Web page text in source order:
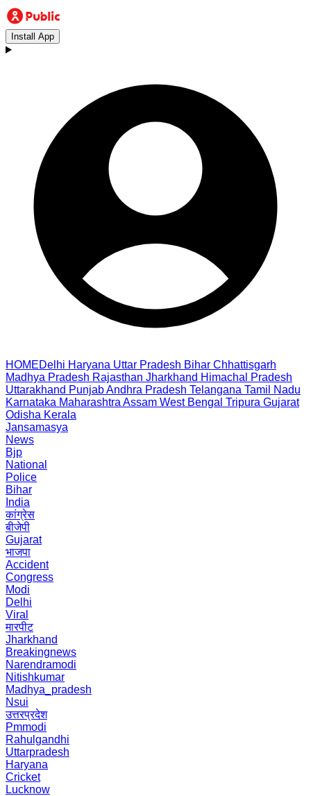
Install App
HOMEDelhi Haryana Uttar Pradesh Bihar Chhattisgarh
Madhya Pradesh Rajasthan Jharkhand Himachal Pradesh
Uttarakhand PunjabAndhra Pradesh Telangana Tamil Nadu
Karnataka Maharashtra Assam West Bengal Tripura Gujarat
Odisha Kerala
Jansamasya
News
Bjp
National
Police
Bihar
India
कांग्रेस
बीजेपी
Gujarat
भाजपा
Accident
Congress
Modi
Delhi
Viral
मारपीट
Jharkhand
Breakingnews
Narendramodi
Nitishkumar
Madhya_pradesh
Nsui
उत्तरप्रदेश
Pmmodi
Rahulgandhi
Uttarpradesh
Haryana
Cricket
Lucknow